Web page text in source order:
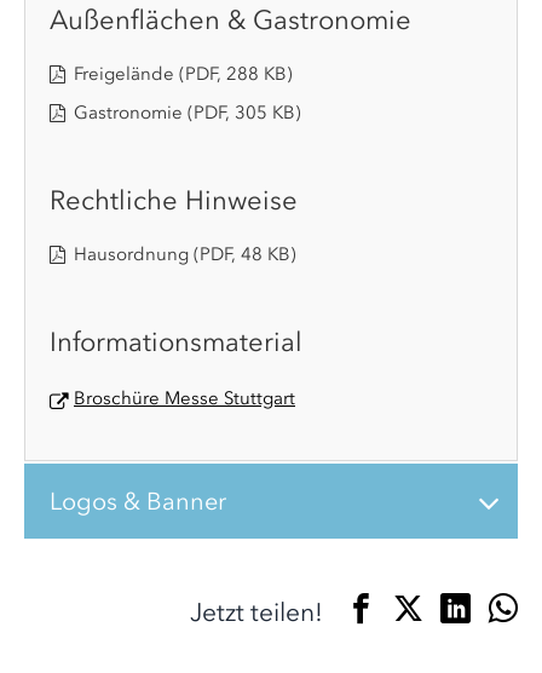
Außenflächen & Gastronomie
Freigelände (PDF, 288 KB)
Gastronomie (PDF, 305 KB)
Rechtliche Hinweise
Hausordnung (PDF, 48 KB)
Informationsmaterial
Broschüre Messe Stuttgart
Logos & Banner
Jetzt teilen!